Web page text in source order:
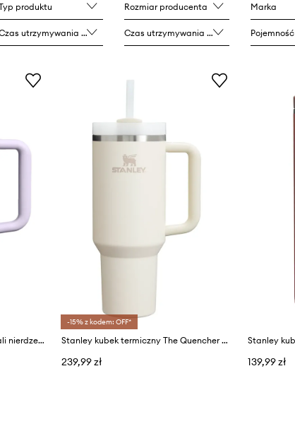
produktu Rozmiar producenta Marka
utrzymywania ciepła Czas utrzymywania zimna Pojemność
Stanley kubek termiczny ze stali nierdzewnej Quencher® H2.O FlowState™ 1.18L
-15% z kodem: OFF*
Stanley kubek termiczny The Quencher H2.O FlowState™ Tumbler 1,18 l
239,99 zł 139,99 zł